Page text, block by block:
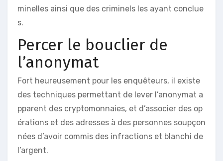
minelles ainsi que des criminels les ayant conclue
s.
Percer le bouclier de
l’anonymat
Fort heureusement pour les enquêteurs, il existe
des techniques permettant de lever l’anonymat a
pparent des cryptomonnaies, et d’associer des op
érations et des adresses à des personnes soupçon
nées d’avoir commis des infractions et blanchi de
l’argent.